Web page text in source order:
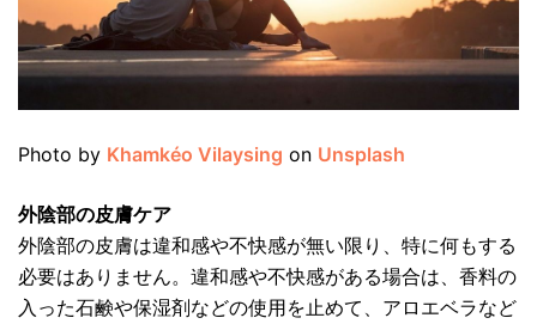
Photo by Khamkéo Vilaysing on Unsplash
外陰部の皮膚ケア
外陰部の皮膚は違和感や不快感が無い限り、特に何もする
必要はありません。違和感や不快感がある場合は、香料の
入った石鹸や保湿剤などの使用を止めて、アロエベラなど